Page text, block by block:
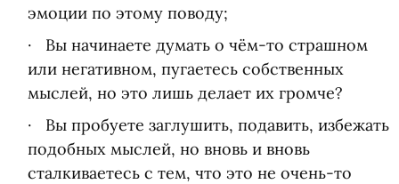
эмоции по этому поводу;
Вы начинаете думать о чём-то страшном
или негативном, пугаетесь собственных
мыслей, но это лишь делает их громче?
Вы пробуете заглушить, подавить, избежать
подобных мыслей, но вновь и вновь
сталкиваетесь с тем, что это не очень-то